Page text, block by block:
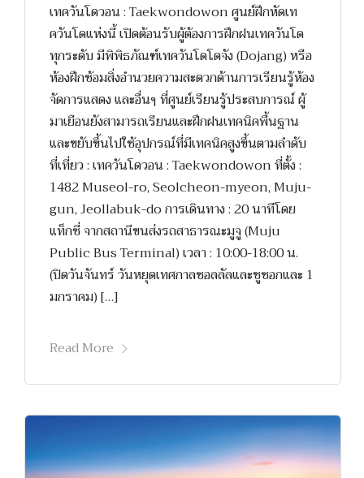
เทควันโดวอน : Taekwondowon ศูนย์ฝึกหัดเท
ควันโดแห่งนี้ เปิดต้อนรับผู้ต้องการฝึกฝนเทควันโด
ทุกระดับ มีพิพิธภัณฑ์เทควันโดโดจัง (Dojang) หรือ
ห้องฝึกซ้อมสิ่งอำนวยความสะดวกด้านการเรียนรู้ห้อง
จัดการแสดง และอื่นๆ ที่ศูนย์เรียนรู้ประสบการณ์ ผู้
มาเยือนยังสามารถเรียนและฝึกฝนเทคนิคพื้นฐาน
และขยับขึ้นไปใช้อุปกรณ์ที่มีเทคนิคสูงขึ้นตามลำดับ
ที่เที่ยว : เทควันโดวอน : Taekwondowon ที่ตั้ง :
1482 Museol-ro, Seolcheon-myeon, Muju-
gun, Jeollabuk-do การเดินทาง : 20 นาทีโดย
แท็กซี่ จากสถานีขนส่งรถสาธารณะมูจู (Muju
Public Bus Terminal) เวลา : 10:00-18:00 น.
(ปิดวันจันทร์ วันหยุดเทศกาลซอลลัลและชูซอกและ 1
มกราคม) […]
Read More